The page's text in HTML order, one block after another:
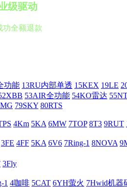
级驱动
功全额退款
功能 13RU内部单透 15KEX 19LE
53AIR全功能 54KO雷达
79SKY 80RTS
4Km 5KA 6MW 7TOP 8T3 9RUT
3FE 4FF 5KA 6V6 7Ring-1 8NOVA
3Fly
1 4咖啡 5CAT 6YH萤火 7Hwid机器